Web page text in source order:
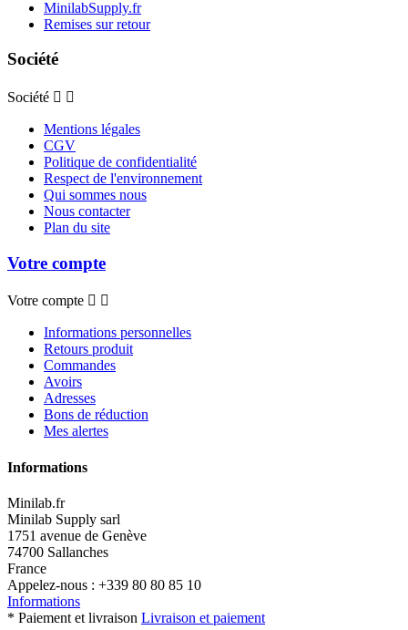
MinilabSupply.fr
Remises sur retour
Société
Société  
Mentions légales
CGV
Politique de confidentialité
Respect de l'environnement
Qui sommes nous
Nous contacter
Plan du site
Votre compte
Votre compte  
Informations personnelles
Retours produit
Commandes
Avoirs
Adresses
Bons de réduction
Mes alertes
Informations
Minilab.fr
Minilab Supply sarl
1751 avenue de Genève
74700 Sallanches
France
Appelez-nous : +339 80 80 85 10
Informations
* Paiement et livraison Livraison et paiement